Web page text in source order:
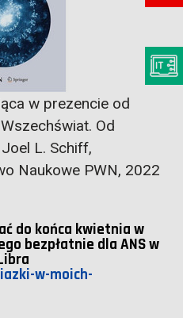
w prezencie od
Od
L. Schiff,
Naukowe PWN, 2022
do końca kwietnia w
bezpłatnie dla ANS w
w-moich-